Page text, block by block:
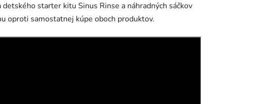
detského starter kitu Sinus Rinse a náhradných sáčkov
oproti samostatnej kúpe oboch produktov.